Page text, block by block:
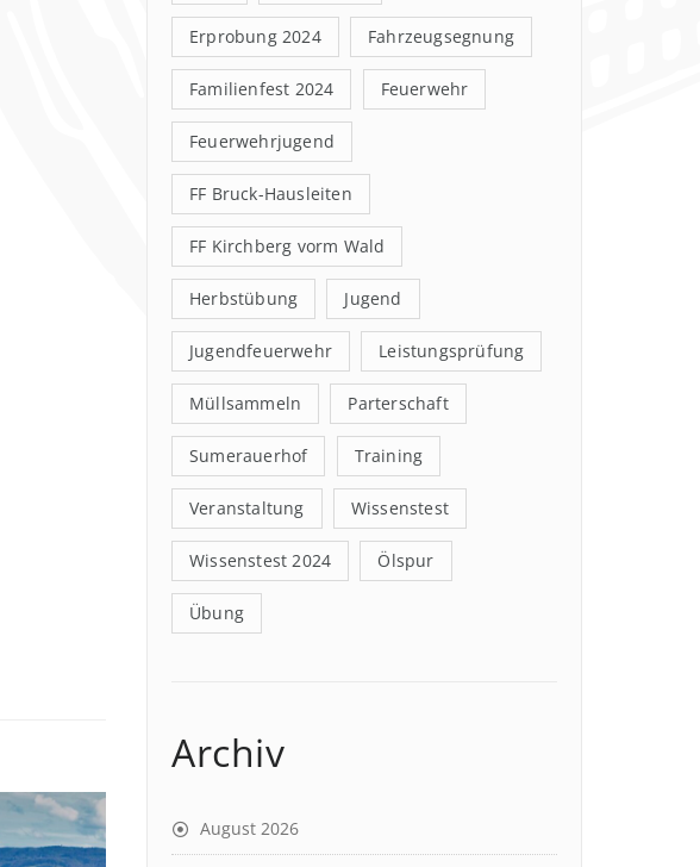
Erprobung 2024 Fahrzeugsegnung
Familienfest 2024 Feuerwehr
Feuerwehrjugend
FF Bruck-Hausleiten
FF Kirchberg vorm Wald
Herbstübung Jugend
Jugendfeuerwehr Leistungsprüfung
Müllsammeln Parterschaft
Sumerauerhof Training
Veranstaltung Wissenstest
Wissenstest 2024 Ölspur
Übung
Archiv
August 2026